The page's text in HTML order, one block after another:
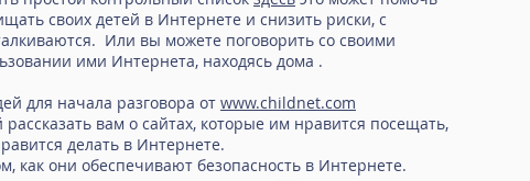
своих детей в Интернете и снизить риски, с
Или вы можете поговорить со своими
ими Интернета, находясь дома .
для начала разговора от www.childnet.com
рассказать вам о сайтах, которые им нравится посещать,
делать в Интернете.
как они обеспечивают безопасность в Интернете.